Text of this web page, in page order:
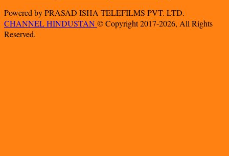
Powered by PRASAD ISHA TELEFILMS PVT. LTD.
CHANNEL HINDUSTAN© Copyright 2017-2026, All Rights
Reserved.